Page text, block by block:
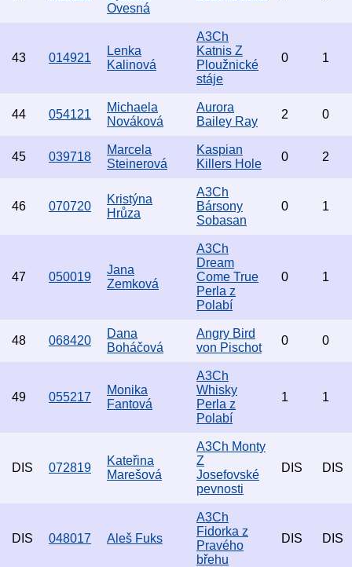
Ovesná
43 014921
Lenka
Kalinová
A3Ch
Katnis Z
Ploužnické
stáje
0 1
44 054121
Michaela
Nováková
Aurora
Bailey Ray
2 0
45 039718
Marcela
Steinerová
Kaspian
Killers Hole
0 2
46 070720
Kristýna
Hrůza
A3Ch
Bársony
Sobasan
0 1
47 050019
Jana
Zemková
A3Ch
Dream
Come True
Perla z
Polabí
0 1
48 068420
Dana
Boháčová
Angry Bird
von Pischot
0 0
49 055217
Monika
Fantová
A3Ch
Whisky
Perla z
Polabí
1 1
DIS 072819
Kateřina
Marešová
A3Ch Monty
Z
Josefovské
pevnosti
DIS DIS
DIS 048017 Aleš Fuks
A3Ch
Fidorka z
Pravého
břehu
DIS DIS